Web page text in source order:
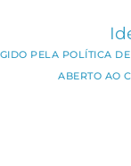
PELA POLÍTICA
ABERTO AO